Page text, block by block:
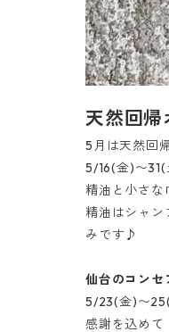
天然回帰
5月は天然回
5/16(金)〜31(
精油と小さな
精油はシャ
みです♪
仙台のコンセ
5/23(金)〜
感謝を込めて